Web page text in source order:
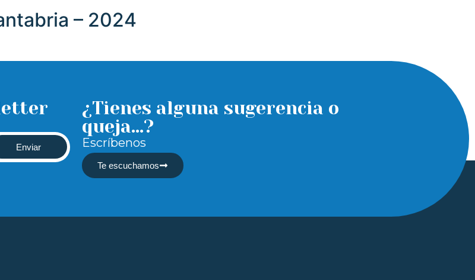
– 2024
Enviar
¿Tienes alguna sugerencia o
queja...?
Escríbenos
Te escuchamos